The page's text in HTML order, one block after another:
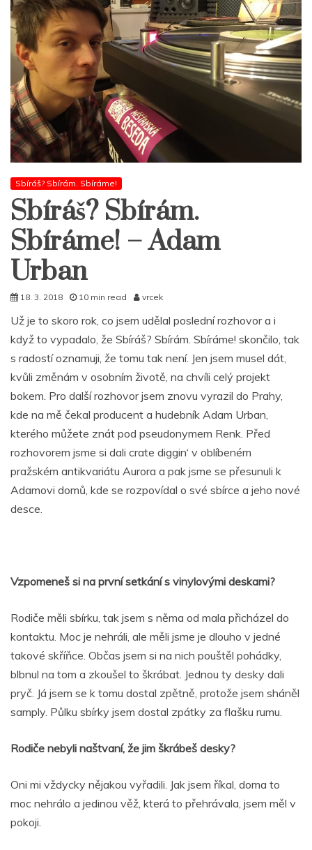
Sbíráš? Sbírám. Sbíráme!
Sbíráš? Sbírám.
Sbíráme! – Adam
Urban
18. 3. 2018 10 min read vrcek
Už je to skoro rok, co jsem udělal poslední rozhovor a i
když to vypadalo, že Sbíráš? Sbírám. Sbíráme! skončilo, tak
s radostí oznamuji, že tomu tak není. Jen jsem musel dát,
kvůli změnám v osobním životě, na chvíli celý projekt
bokem. Pro další rozhovor jsem znovu vyrazil do Prahy,
kde na mě čekal producent a hudebník Adam Urban,
kterého můžete znát pod pseudonymem Renk. Před
rozhovorem jsme si dali crate diggin‘ v oblíbeném
pražském antikvariátu Aurora a pak jsme se přesunuli k
Adamovi domů, kde se rozpovídal o své sbírce a jeho nové
desce.
Vzpomeneš si na první setkání s vinylovými deskami?
Rodiče měli sbírku, tak jsem s něma od mala přicházel do
kontaktu. Moc je nehráli, ale měli jsme je dlouho v jedné
takové skříňce. Občas jsem si na nich pouštěl pohádky,
blbnul na tom a zkoušel to škrábat. Jednou ty desky dali
pryč. Já jsem se k tomu dostal zpětně, protože jsem sháněl
samply. Půlku sbírky jsem dostal zpátky za flašku rumu.
Rodiče nebyli naštvaní, že jim škrábeš desky?
Oni mi vždycky nějakou vyřadili. Jak jsem říkal, doma to
moc nehrálo a jedinou věž, která to přehrávala, jsem měl v
pokoji.